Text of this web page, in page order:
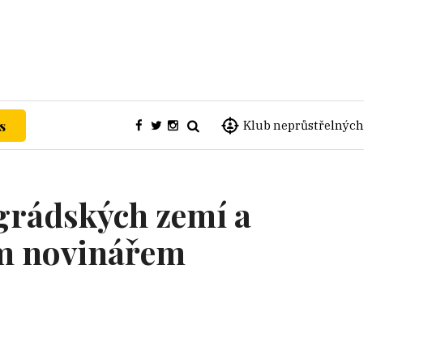
Klub neprůstřelných
zemí a
novinářem